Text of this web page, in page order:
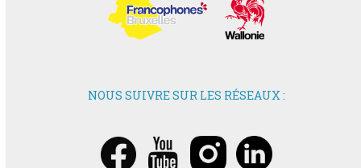
NOUS SUIVRE SUR LES RÉSEAUX :